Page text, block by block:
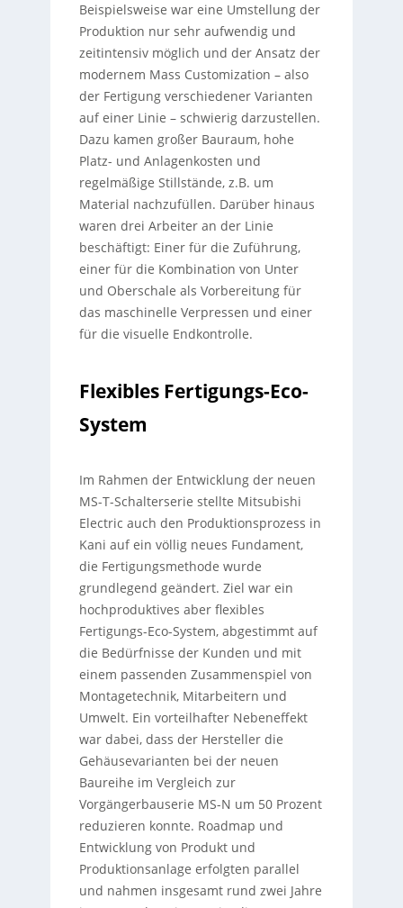
Beispielsweise war eine Umstellung der
Produktion nur sehr aufwendig und
zeitintensiv möglich und der Ansatz der
modernem Mass Customization – also
der Fertigung verschiedener Varianten
auf einer Linie – schwierig darzustellen.
Dazu kamen großer Bauraum, hohe
Platz- und Anlagenkosten und
regelmäßige Stillstände, z.B. um
Material nachzufüllen. Darüber hinaus
waren drei Arbeiter an der Linie
beschäftigt: Einer für die Zuführung,
einer für die Kombination von Unter
und Oberschale als Vorbereitung für
das maschinelle Verpressen und einer
für die visuelle Endkontrolle.
Flexibles Fertigungs-Eco-
System
Im Rahmen der Entwicklung der neuen
MS-T-Schalterserie stellte Mitsubishi
Electric auch den Produktionsprozess in
Kani auf ein völlig neues Fundament,
die Fertigungsmethode wurde
grundlegend geändert. Ziel war ein
hochproduktives aber flexibles
Fertigungs-Eco-System, abgestimmt auf
die Bedürfnisse der Kunden und mit
einem passenden Zusammenspiel von
Montagetechnik, Mitarbeitern und
Umwelt. Ein vorteilhafter Nebeneffekt
war dabei, dass der Hersteller die
Gehäusevarianten bei der neuen
Baureihe im Vergleich zur
Vorgängerbauserie MS-N um 50 Prozent
reduzieren konnte. Roadmap und
Entwicklung von Produkt und
Produktionsanlage erfolgten parallel
und nahmen insgesamt rund zwei Jahre